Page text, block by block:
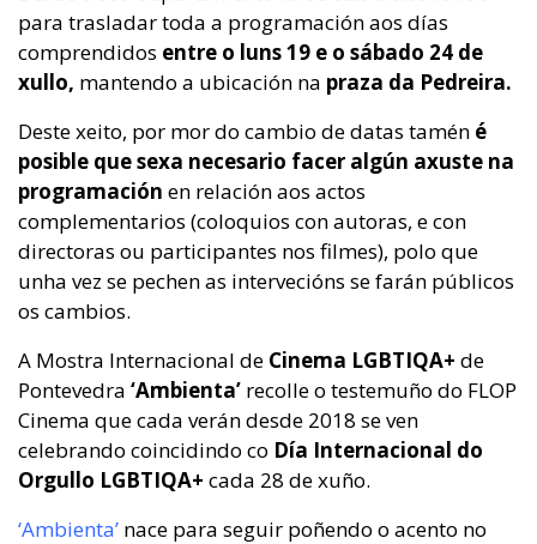
para trasladar toda a programación aos días
comprendidos entre o luns 19 e o sábado 24 de
xullo, mantendo a ubicación na praza da Pedreira.
Deste xeito, por mor do cambio de datas tamén é
posible que sexa necesario facer algún axuste na
programación en relación aos actos
complementarios (coloquios con autoras, e con
directoras ou participantes nos filmes), polo que
unha vez se pechen as intervecións se farán públicos
os cambios.
A Mostra Internacional de Cinema LGBTIQA+ de
Pontevedra ‘Ambienta’ recolle o testemuño do FLOP
Cinema que cada verán desde 2018 se ven
celebrando coincidindo co Día Internacional do
Orgullo LGBTIQA+ cada 28 de xuño.
‘Ambienta’ nace para seguir poñendo o acento no